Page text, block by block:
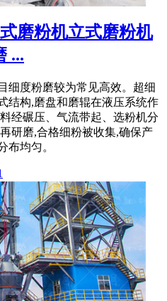
磨粉机立式磨粉机
...
细度粉磨较为常见高效。超细
结构,磨盘和磨辊在液压系统作
经碾压、气流带起、选粉机分
研磨,合格细粉被收集,确保产
布均匀。